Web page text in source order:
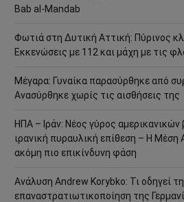
Bab al-Mandab
Φωτιά στη Δυτική Αττική: Πύρινος
Εκκενώσεις με 112 και μάχη με τις
Μέγαρα: Γυναίκα παρασύρθηκε από
Ανασύρθηκε χωρίς τις αισθήσεις της
ΗΠΑ – Ιράν: Νέος γύρος
ιρανική πυραυλική επίθεση – Η Μέση
ακόμη πιο επικίνδυνη φάση
Ανάλυση Andrew Korybko: Τι οδηγεί
επαναστρατιωτικοποίηση της